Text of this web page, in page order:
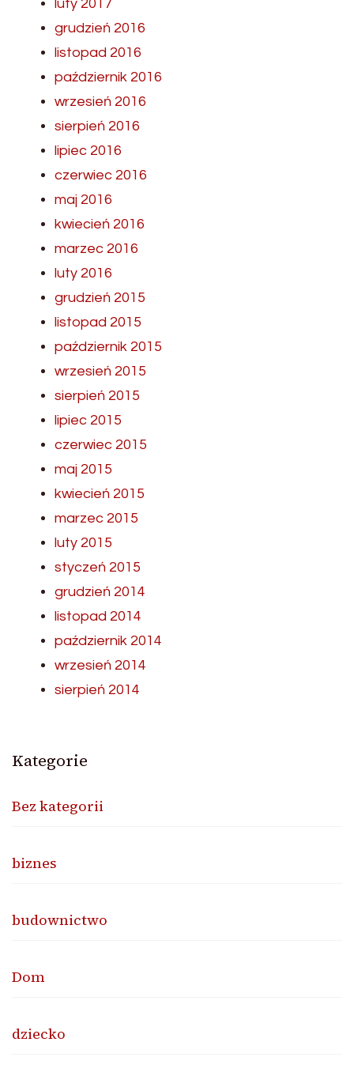
luty 2017
grudzień 2016
listopad 2016
październik 2016
wrzesień 2016
sierpień 2016
lipiec 2016
czerwiec 2016
maj 2016
kwiecień 2016
marzec 2016
luty 2016
grudzień 2015
listopad 2015
październik 2015
wrzesień 2015
sierpień 2015
lipiec 2015
czerwiec 2015
maj 2015
kwiecień 2015
marzec 2015
luty 2015
styczeń 2015
grudzień 2014
listopad 2014
październik 2014
wrzesień 2014
sierpień 2014
Kategorie
Bez kategorii
biznes
budownictwo
Dom
dziecko